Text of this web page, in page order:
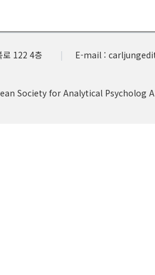
로 122 4층
E-mail :
Society for Analytical Psycholog